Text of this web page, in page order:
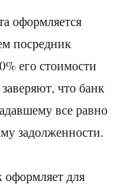
оформляется
посредник
его стоимости
что банк
все равно
задолженности.
для